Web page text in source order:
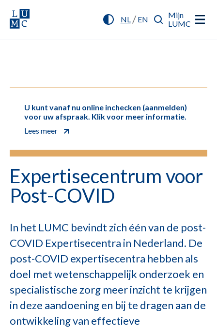
NL/ EN
Mijn
LUMC
U kunt vanaf nu online inchecken (aanmelden)
voor uw afspraak. Klik voor meer informatie.
Lees meer
Expertisecentrum voor
Post-COVID
In het LUMC bevindt zich één van de post-
COVID Expertisecentra in Nederland. De
post-COVID expertisecentra hebben als
doel met wetenschappelijk onderzoek en
specialistische zorg meer inzicht te krijgen
in deze aandoening en bij te dragen aan de
ontwikkeling van effectieve